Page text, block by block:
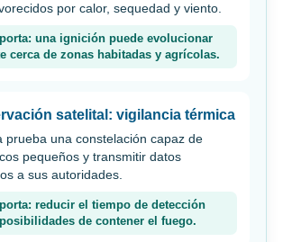
por calor, sequedad y viento.
una ignición puede evolucionar
cerca de zonas habitadas y agrícolas.
satelital: vigilancia térmica
prueba una constelación capaz de
pequeños y transmitir datos
a sus autoridades.
reducir el tiempo de detección
de contener el fuego.